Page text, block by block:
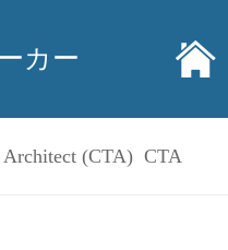
カー
Architect (CTA) CTA